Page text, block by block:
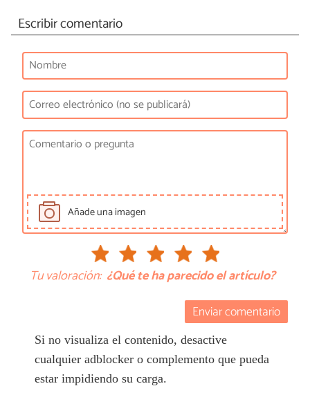
Escribir comentario
Añade una imagen
Tu valoración: ¿Qué te ha parecido el artículo?
Enviar comentario
Si no visualiza el contenido, desactive
cualquier adblocker o complemento que pueda
estar impidiendo su carga.